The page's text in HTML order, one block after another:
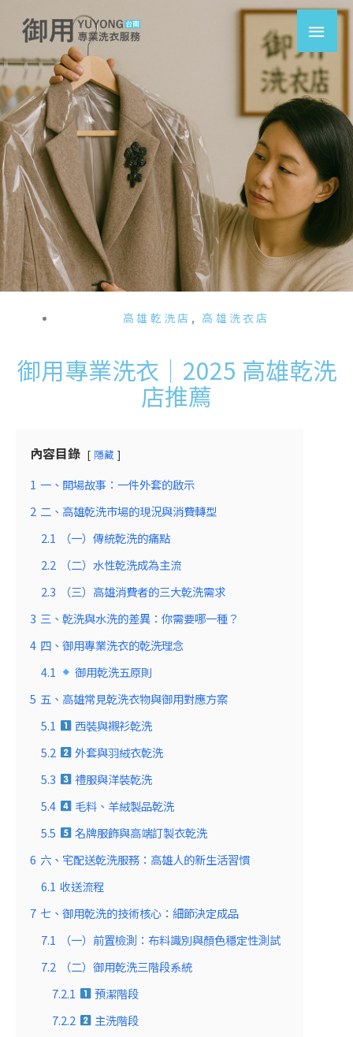
主
要
內
容
主
要
選
單
高雄乾洗店 , 高雄洗衣店
御用專業洗衣｜2025 高雄乾洗
店推薦
內容目錄 隱藏
1 一、開場故事：一件外套的啟示
2 二、高雄乾洗市場的現況與消費轉型
2.1
（一）傳統乾洗的痛點
2.2
（二）水性乾洗成為主流
2.3
（三）高雄消費者的三大乾洗需求
3 三、乾洗與水洗的差異：你需要哪一種？
4 四、御用專業洗衣的乾洗理念
4.1
御用乾洗五原則
5 五、高雄常見乾洗衣物與御用對應方案
5.1
西裝與襯衫乾洗
5.2
外套與羽絨衣乾洗
5.3
禮服與洋裝乾洗
5.4
毛料、羊絨製品乾洗
5.5
名牌服飾與高端訂製衣乾洗
6 六、宅配送乾洗服務：高雄人的新生活習慣
6.1 收送流程
7 七、御用乾洗的技術核心：細節決定成品
7.1
（一）前置檢測：布料識別與顏色穩定性測試
7.2
（二）御用乾洗三階段系統
7.2.1
預潔階段
7.2.2
主洗階段